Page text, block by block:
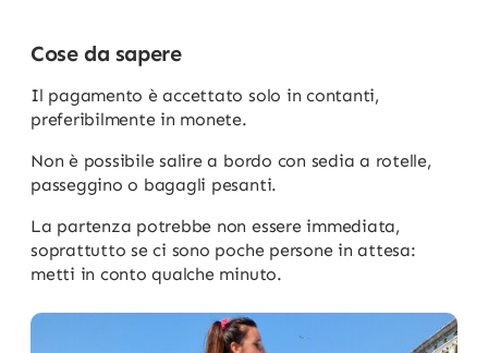
Cose da sapere
Il pagamento è accettato solo in contanti,
preferibilmente in monete.
Non è possibile salire a bordo con sedia a rotelle,
passeggino o bagagli pesanti.
La partenza potrebbe non essere immediata,
soprattutto se ci sono poche persone in attesa:
metti in conto qualche minuto.